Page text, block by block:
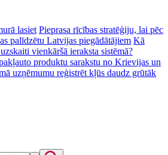
lasiet Pieprasa rīcības stratēģiju, lai pēc
palīdzētu Latvijas piegādātājiem Kā
vienkāršā ieraksta sistēmā?
produktu sarakstu no Krievijas un
uzņēmumu reģistrēt kļūs daudz grūtāk